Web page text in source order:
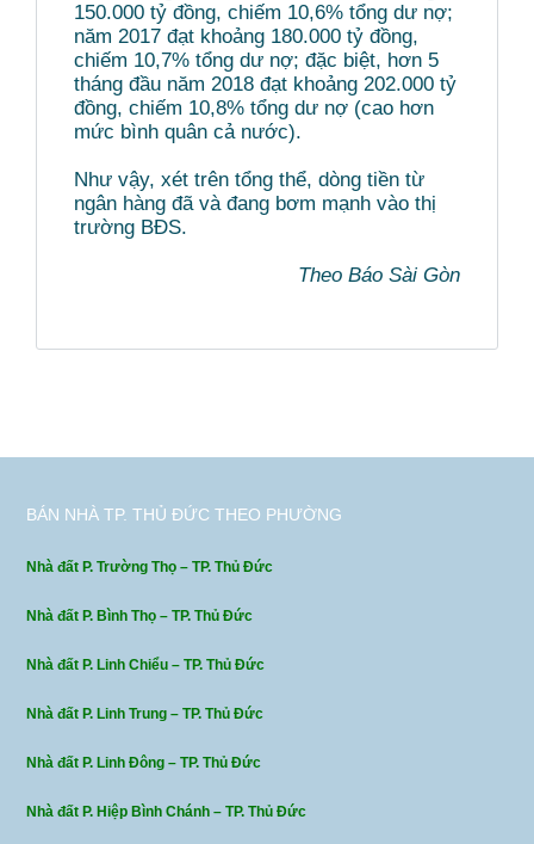
150.000 tỷ đồng, chiếm 10,6% tổng dư nợ;
năm 2017 đạt khoảng 180.000 tỷ đồng,
chiếm 10,7% tổng dư nợ; đặc biệt, hơn 5
tháng đầu năm 2018 đạt khoảng 202.000 tỷ
đồng, chiếm 10,8% tổng dư nợ (cao hơn
mức bình quân cả nước).
Như vậy, xét trên tổng thể, dòng tiền từ
ngân hàng đã và đang bơm mạnh vào thị
trường BĐS.
Theo Báo Sài Gòn
BÁN NHÀ TP. THỦ ĐỨC THEO PHƯỜNG
Nhà đất P. Trường Thọ – TP. Thủ Đức
Nhà đất P. Bình Thọ – TP. Thủ Đức
Nhà đất P. Linh Chiểu – TP. Thủ Đức
Nhà đất P. Linh Trung – TP. Thủ Đức
Nhà đất P. Linh Đông – TP. Thủ Đức
Nhà đất P. Hiệp Bình Chánh – TP. Thủ Đức